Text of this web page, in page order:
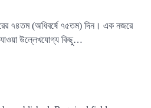
৭৪তম (অধিবর্ষে ৭৫তম) দিন। এক নজরে
যাওয়া উল্লেখযোগ্য কিছু…